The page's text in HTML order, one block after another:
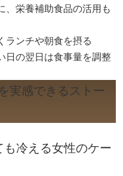
、栄養補助食品の活用も
ランチや朝食を摂る
日の翌日は食事量を調整
実感できるストー
冷える女性のケー